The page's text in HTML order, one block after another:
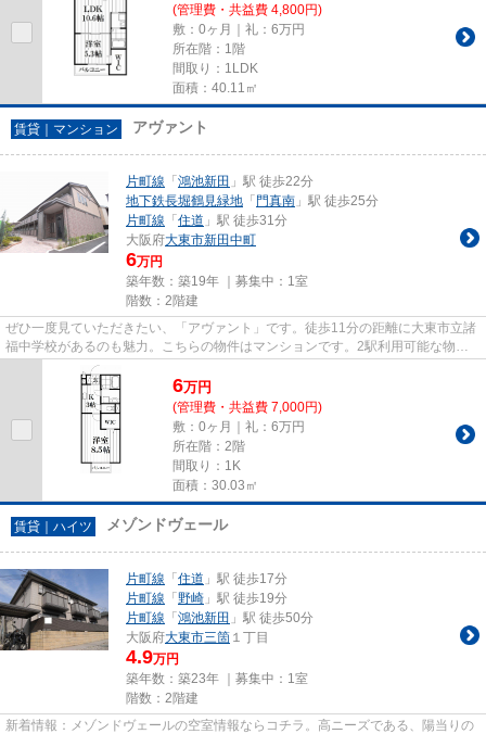
(管理費・共益費 4,800円)
敷：0ヶ月｜礼：6万円
所在階：1階
間取り：1LDK
面積：40.11㎡
賃貸｜マンション アヴァント
片町線 「 鴻池新田 」駅 徒歩22分
地下鉄長堀鶴見緑地 「 門真南 」駅 徒歩25分
片町線 「 住道 」駅 徒歩31分
大阪府大東市新田中町
6万円
築年数：築19年 ｜募集中： 1室
階数：2階建
ぜひ一度見ていただきたい、「アヴァント」です。徒歩11分の距離に大東市立諸
福中学校があるのも魅力。こちらの物件はマンションです。2駅利用可能な物件
なので、交通経路を選ぶことが...
6万円
(管理費・共益費 7,000円)
敷：0ヶ月｜礼：6万円
所在階：2階
間取り：1K
面積：30.03㎡
賃貸｜ハイツ メゾンドヴェール
片町線 「 住道 」駅 徒歩17分
片町線 「 野崎 」駅 徒歩19分
片町線 「 鴻池新田 」駅 徒歩50分
大阪府大東市三箇 １丁目
4.9万円
築年数：築23年 ｜募集中： 1室
階数：2階建
新着情報：メゾンドヴェールの空室情報ならコチラ。高ニーズである、陽当りの